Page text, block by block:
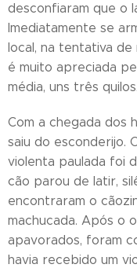
desconfiaram que o
Imediatamente se
local, na tentativa
é muito apreciada
média, uns três quilos.
Com a chegada dos
saiu do esconderijo.
violenta paulada foi
cão parou de latir,
encontraram o
machucada. Após o
apavorados, foram
havia recebido um